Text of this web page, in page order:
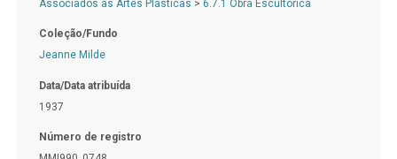
Associados às Artes Plásticas > 6.7.1 Obra Escultórica
Coleção/Fundo
Jeanne Milde
Data/Data atribuída
1937
Número de registro